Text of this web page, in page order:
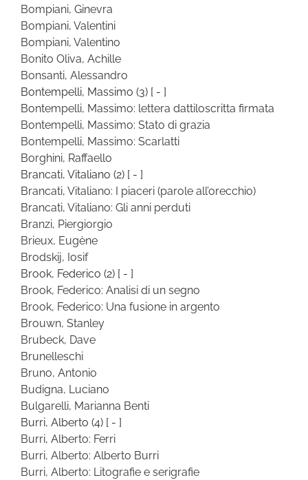
Bompiani, Ginevra
Bompiani, Valentini
Bompiani, Valentino
Bonito Oliva, Achille
Bonsanti, Alessandro
Bontempelli, Massimo (3) [ - ]
Bontempelli, Massimo: lettera dattiloscritta firmata
Bontempelli, Massimo: Stato di grazia
Bontempelli, Massimo: Scarlatti
Borghini, Raffaello
Brancati, Vitaliano (2) [ - ]
Brancati, Vitaliano: I piaceri (parole all’orecchio)
Brancati, Vitaliano: Gli anni perduti
Branzi, Piergiorgio
Brieux, Eugène
Brodskij, Iosif
Brook, Federico (2) [ - ]
Brook, Federico: Analisi di un segno
Brook, Federico: Una fusione in argento
Brouwn, Stanley
Brubeck, Dave
Brunelleschi
Bruno, Antonio
Budigna, Luciano
Bulgarelli, Marianna Benti
Burri, Alberto (4) [ - ]
Burri, Alberto: Ferri
Burri, Alberto: Alberto Burri
Burri, Alberto: Litografie e serigrafie